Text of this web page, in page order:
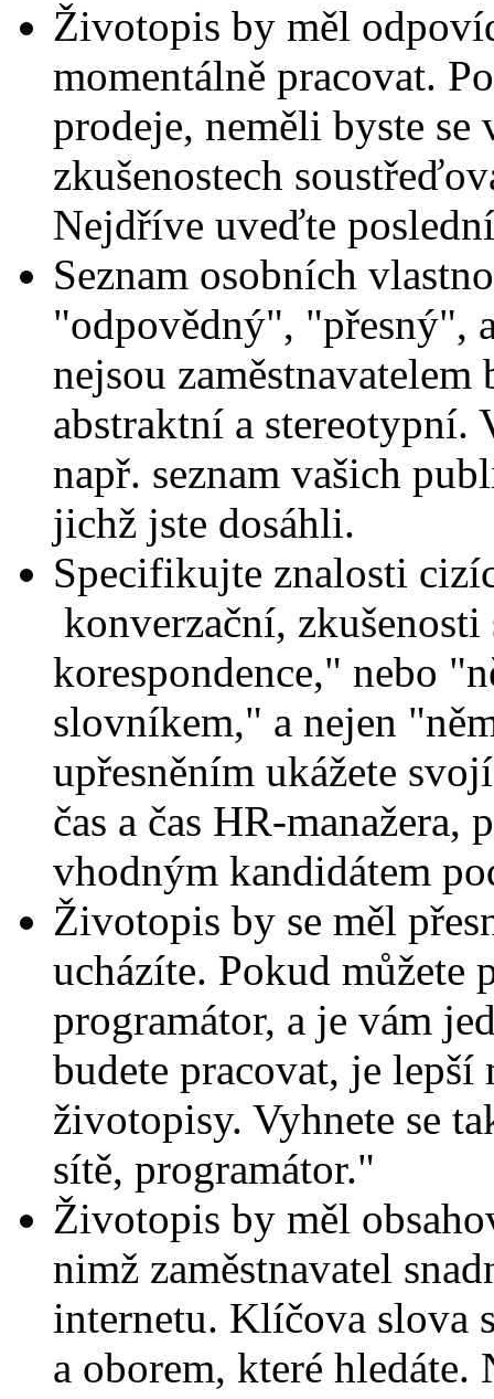
Životopis by měl
momentálně pracovat.
prodeje, neměli byste se
zkušenostech
Nejdříve uveďte
Seznam osobních
"odpovědný", "přesný",
nejsou
abstraktní a
např. seznam vašich
jichž jste dosáhli.
Specifikujte znalosti
konverzační,
korespondence," nebo
slovníkem," a nejen
upřesněním ukážete
čas a čas HR-manažera,
vhodným kandidátem
Životopis by se měl
ucházíte. Pokud můžete
programátor, a je vám
budete pracovat, je
životopisy. Vyhnete se
sítě, programátor."
Životopis by měl
nimž zaměstnavatel
internetu. Klíčova slova
a oborem, které